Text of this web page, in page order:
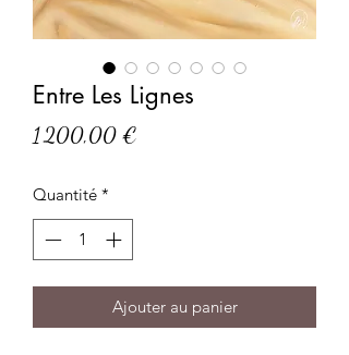
Entre Les Lignes
1 200,00 €
Quantité *
Ajouter au panier